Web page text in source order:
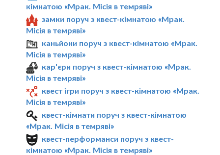
кімнатою «Мрак. Мiсiя в темрявi»
замки поруч з квест-кімнатою «Мрак.
Мiсiя в темрявi»
каньйони поруч з квест-кімнатою «Мрак.
Мiсiя в темрявi»
кар'єри поруч з квест-кімнатою «Мрак.
Мiсiя в темрявi»
квест ігри поруч з квест-кімнатою «Мрак.
Мiсiя в темрявi»
квест-кімнати поруч з квест-кімнатою
«Мрак. Мiсiя в темрявi»
квест-перформанси поруч з квест-
кімнатою «Мрак. Мiсiя в темрявi»